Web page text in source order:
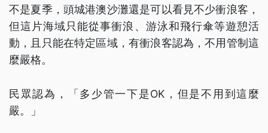
不是夏季，頭城港澳沙灘還是可以看見不少衝浪客，
但這片海域只能從事衝浪、游泳和飛行傘等遊憩活
動，且只能在特定區域，有衝浪客認為，不用管制這
麼嚴格。
民眾認為，「多少管一下是OK，但是不用到這麼
嚴。」